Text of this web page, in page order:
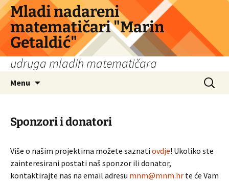
Skip
to
content
Mladi nadareni
matematičari "Marin
Getaldić"
udruga mladih matematičara
Menu
Search
for:
Sponzori i donatori
Više o našim projektima možete saznati ovdje! Ukoliko ste
zainteresirani postati naš sponzor ili donator,
kontaktirajte nas na email adresu mnm@mnm.hr te će Vam